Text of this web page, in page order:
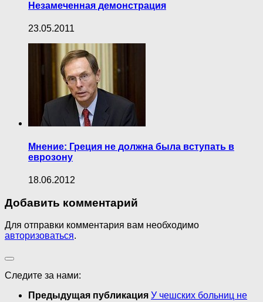
Незамеченная демонстрация
23.05.2011
Мнение: Греция не должна была вступать в
еврозону
18.06.2012
Добавить комментарий
Для отправки комментария вам необходимо
авторизоваться.
Следите за нами:
Предыдущая публикация У чешских больниц не